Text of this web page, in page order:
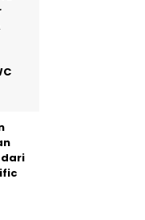
dari